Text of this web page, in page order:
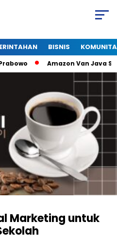
BISNIS
Amazon Van Java
Marketing untuk